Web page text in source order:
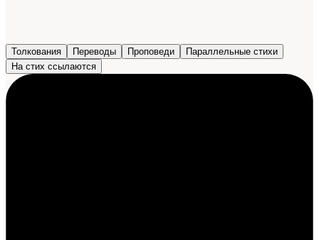
Толкования Переводы Проповеди
Параллельные стихи
На стих ссылаются